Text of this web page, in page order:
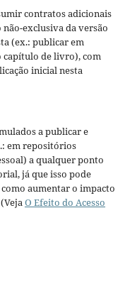
contratos adicionais
exclusiva da versão
(ex.: publicar em
de livro), com
inicial nesta
a publicar e
em repositórios
a qualquer ponto
já que isso pode
aumentar o impacto
O Efeito do Acesso